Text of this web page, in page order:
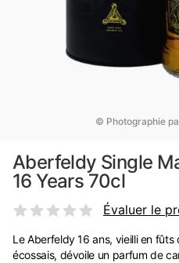
© Photographie
Aberfeldy Single
16 Years 70cl
Évaluer le
Le Aberfeldy 16 ans, vieilli en
écossais, dévoile un parfum de